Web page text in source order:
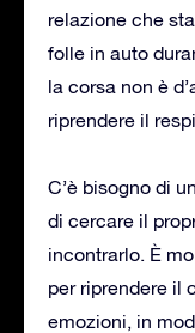
relazione che
folle in auto
la corsa non è
riprendere il
C’è bisogno di
di cercare il
incontrarlo. È
per riprendere il
emozioni, in